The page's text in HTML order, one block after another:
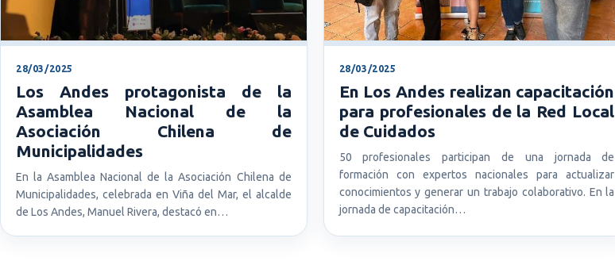
28/03/2025
Los Andes protagonista de la
Asamblea Nacional de la
Asociación Chilena de
Municipalidades
En la Asamblea Nacional de la Asociación Chilena de
Municipalidades, celebrada en Viña del Mar, el alcalde
de Los Andes, Manuel Rivera, destacó en…
28/03/2025
En Los Andes realizan capacitación
para profesionales de la Red Local
de Cuidados
50 profesionales participan de una jornada de
formación con expertos nacionales para actualizar
conocimientos y generar un trabajo colaborativo. En la
jornada de capacitación…